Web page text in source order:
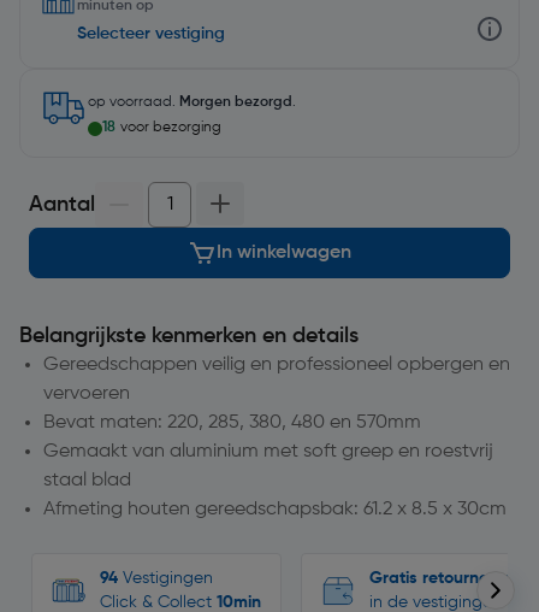
minuten op
Selecteer vestiging
op voorraad. Morgen bezorgd .
18 voor bezorging
Aantal
In winkelwagen
Belangrijkste kenmerken en details
Gereedschappen veilig en professioneel opbergen en
vervoeren
Bevat maten: 220, 285, 380, 480 en 570mm
Gemaakt van aluminium met soft greep en roestvrij
staal blad
Afmeting houten gereedschapsbak: 61.2 x 8.5 x 30cm
94 Vestigingen
Click & Collect 10min
Gratis retourneren
in de vestigingen